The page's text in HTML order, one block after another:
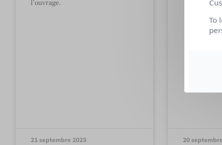
l’ouvrage.
21 septembre 2023 20
To